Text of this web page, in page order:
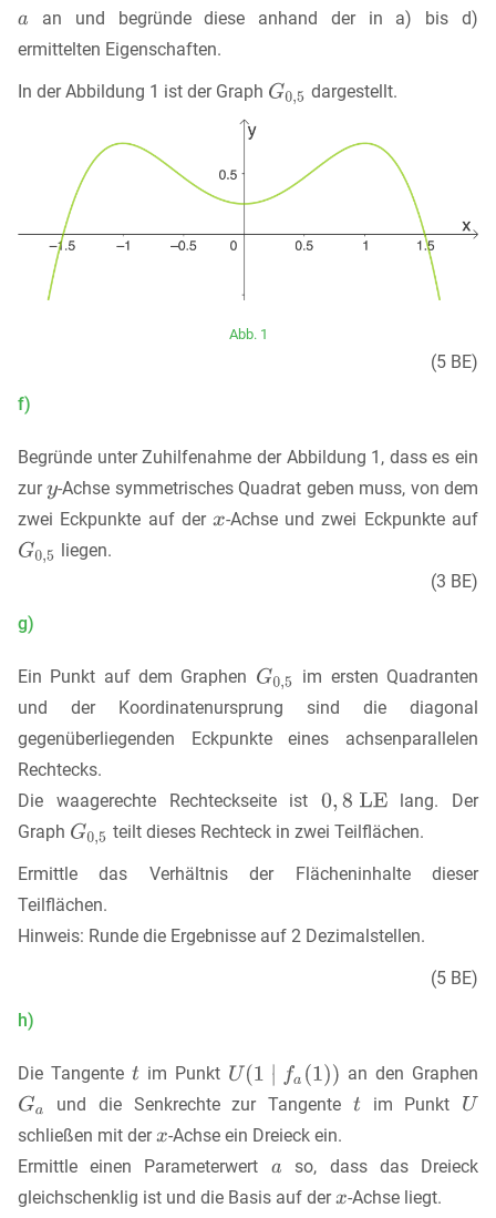
an und begründe diese anhand der in a) bis d)
ermittelten Eigenschaften.
In der Abbildung 1 ist der Graph
dargestellt.
Abb. 1
(5 BE)
f)
Begründe unter Zuhilfenahme der Abbildung 1, dass es ein
zur -Achse symmetrisches Quadrat geben muss, von dem
zwei Eckpunkte auf der
-Achse und zwei Eckpunkte auf
liegen.
(3 BE)
g)
Ein Punkt auf dem Graphen
im ersten Quadranten
und der Koordinatenursprung sind die diagonal
gegenüberliegenden Eckpunkte eines achsenparallelen
Rechtecks.
Die waagerechte Rechteckseite ist
lang. Der
Graph
teilt dieses Rechteck in zwei Teilflächen.
Ermittle das Verhältnis der Flächeninhalte dieser
Teilflächen.
Hinweis: Runde die Ergebnisse auf 2 Dezimalstellen.
(5 BE)
h)
Die Tangente im Punkt
an den Graphen
und die Senkrechte zur Tangente
im Punkt
schließen mit der
-Achse ein Dreieck ein.
Ermittle einen Parameterwert
so, dass das Dreieck
gleichschenklig ist und die Basis auf der
-Achse liegt.